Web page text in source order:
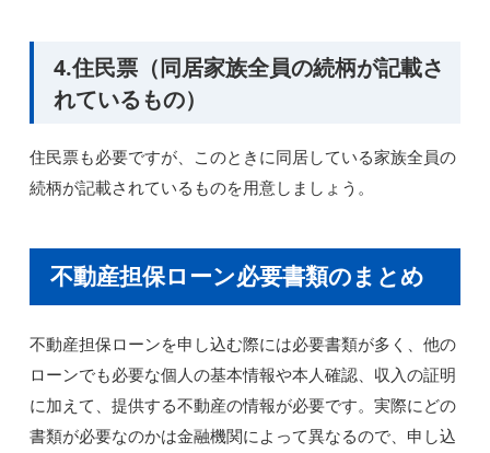
4.住民票（同居家族全員の続柄が記載さ
れているもの）
住民票も必要ですが、このときに同居している家族全員の
続柄が記載されているものを用意しましょう。
不動産担保ローン必要書類のまとめ
不動産担保ローンを申し込む際には必要書類が多く、他の
ローンでも必要な個人の基本情報や本人確認、収入の証明
に加えて、提供する不動産の情報が必要です。実際にどの
書類が必要なのかは金融機関によって異なるので、申し込